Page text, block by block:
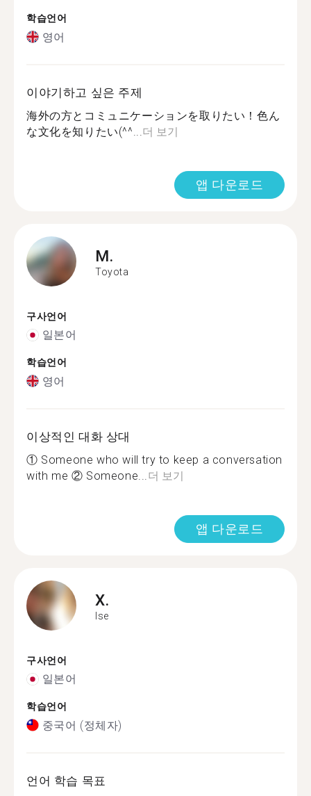
학습언어
영어
이야기하고 싶은 주제
海外の方とコミュニケーションを取りたい！色ん
な文化を知りたい(^^... 더 보기
앱 다운로드
M.
Toyota
구사언어
일본어
학습언어
영어
이상적인 대화 상대
① Someone who will try to keep a conversation
with me ② Someone... 더 보기
앱 다운로드
X.
Ise
구사언어
일본어
학습언어
중국어 (정체자)
언어 학습 목표